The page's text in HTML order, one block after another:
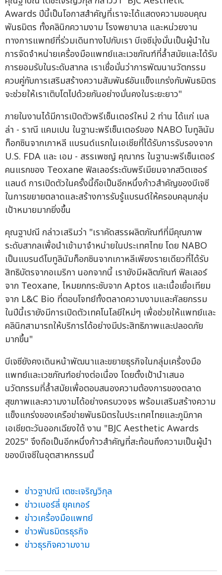
Awards ปีนี้เป็นโอกาสสำคัญที่เราจะได้แสดงความขอบคุณ
พันธมิตร ทั้งคลินิกความงาม โรงพยาบาล และหน่วยงาน
ทางการแพทย์ที่ร่วมเดินทางไปกับเรา บีเจซีมุ่งมั่นเป็นผู้นำใน
การจัดจำหน่ายเครื่องมือแพทย์และเวชภัณฑ์ที่ล้ำสมัยและได้รับ
การยอมรับในระดับสากล เราเชื่อมั่นว่าการพัฒนานวัตกรรม
ควบคู่กับการเสริมสร้างความสัมพันธ์อันแข็งแกร่งกับพันธมิตร
จะช่วยให้เราเติบโตไปด้วยกันอย่างมั่นคงในระยะยาว"
ภายในงานได้มีการเปิดตัวพรีเซ็นเตอร์ใหม่ 2 ท่าน ได้แก่ เบล
ล่า - ราณี แคมเปน ในฐานะพรีเซ็นเตอร์ของ NABO โบทูลินัม
ท็อกซินจากเกาหลี แบรนด์แรกในเอเชียที่ได้รับการรับรองจาก
U.S. FDA และ เอม - สรรเพชญ์ คุณากร ในฐานะพรีเซ็นเตอร์
คนแรกของ Teoxane ฟิลเลอร์ระดับพรีเมียมจากสวิตเซอร์
แลนด์ การเปิดตัวในครั้งนี้ถือเป็นอีกหนึ่งก้าวสำคัญของบีเจซี
ในการขยายตลาดและสร้างการรับรู้แบรนด์ให้ครอบคลุมกลุ่ม
เป้าหมายมากยิ่งขึ้น
คุณฐาปณี กล่าวเสริมว่า "เราคัดสรรผลิตภัณฑ์ที่มีคุณภาพ
ระดับสากลเพื่อนำเข้ามาจำหน่ายในประเทศไทย โดย NABO
เป็นแบรนด์โบทูลินัมท็อกซินจากเกาหลีเพียงรายเดียวที่ได้รับ
สิทธิบัตรจากอเมริกา นอกจากนี้ เรายังมีผลิตภัณฑ์ ฟิลเลอร์
จาก Teoxane, ไหมยกกระชับจาก Aptos และเนื้อเยื่อเทียม
จาก L&C Bio ที่ตอบโจทย์ทั้งตลาดความงามและศัลยกรรม
ในปีนี้เรายังมีการเปิดตัวเทคโนโลยีใหม่ๆ เพื่อช่วยให้แพทย์และ
คลินิกสามารถให้บริการได้อย่างมีประสิทธิภาพและปลอดภัย
มากขึ้น"
บีเจซียังคงเดินหน้าพัฒนาและขยายธุรกิจในกลุ่มเครื่องมือ
แพทย์และเวชภัณฑ์อย่างต่อเนื่อง โดยตั้งเป้านำเสนอ
นวัตกรรมที่ล้ำสมัยเพื่อตอบสนองความต้องการของตลาด
สุขภาพและความงามได้อย่างครบวงจร พร้อมเสริมสร้างความ
แข็งแกร่งของเครือข่ายพันธมิตรในประเทศไทยและภูมิภาค
เอเชียตะวันออกเฉียงใต้ งาน "BJC Aesthetic Awards
2025" จึงถือเป็นอีกหนึ่งก้าวสำคัญที่สะท้อนถึงความเป็นผู้นำ
ของบีเจซีในอุตสาหกรรมนี้
ข่าวฐาปณี เตชะเจริญวิกุล
ข่าวเบอร์ลี่ ยุคเกอร์
ข่าวเครื่องมือแพทย์
ข่าวพันธมิตรธุรกิจ
ข่าวธุรกิจความงาม